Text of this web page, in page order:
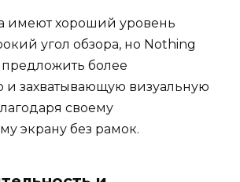
имеют хороший уровень
угол обзора, но Nothing
более
и захватывающую визуальную
своему
экрану без рамок.